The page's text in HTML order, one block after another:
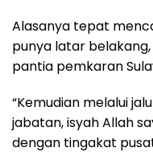
Alasanya tepat
punya latar
pantia pemkaran
“Kemudian melalui
jabatan, isyah Allah
dengan tingakat